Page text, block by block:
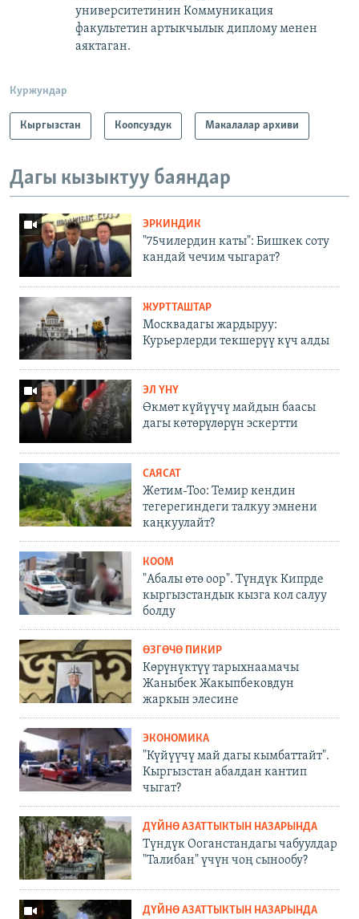
университетинин Коммуникация
факультетин артыкчылык диплому менен
аяктаган.
Куржундар
Кыргызстан Коопсуздук Макалалар архиви
Дагы кызыктуу баяндар
ЭРКИНДИК
"75чилердин каты": Бишкек соту
кандай чечим чыгарат?
ЖУРТТАШТАР
Москвадагы жардыруу:
Курьерлерди текшерүү күч алды
ЭЛ ҮНҮ
Өкмөт күйүүчү майдын баасы
дагы көтөрүлөрүн эскертти
САЯСАТ
Жетим-Тоо: Темир кендин
тегерегиндеги талкуу эмнени
каңкуулайт?
КООМ
"Абалы өтө оор". Түндүк Кипрде
кыргызстандык кызга кол салуу
болду
ӨЗГӨЧӨ ПИКИР
Көрүнүктүү тарыхнаамачы
Жаныбек Жакыпбековдун
жаркын элесине
ЭКОНОМИКА
"Күйүүчү май дагы кымбаттайт".
Кыргызстан абалдан кантип
чыгат?
ДҮЙНӨ АЗАТТЫКТЫН НАЗАРЫНДА
Түндүк Ооганстандагы чабуулдар
"Талибан" үчүн чоң сынообу?
ДҮЙНӨ АЗАТТЫКТЫН НАЗАРЫНДА